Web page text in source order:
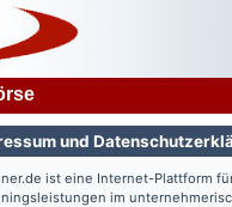
und
ist eine Internet-Plattform
im